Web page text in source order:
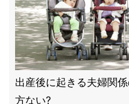
出産後に起きる夫婦関
方ない?